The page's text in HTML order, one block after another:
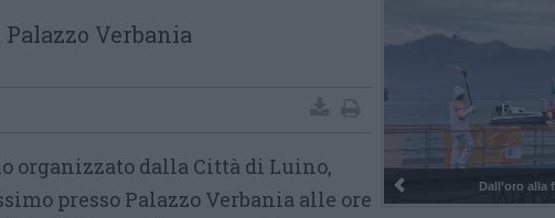
Verbania
organizzato dalla Città di Luino,
presso Palazzo Verbania alle ore